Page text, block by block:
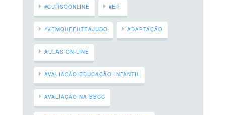
#CURSOONLINE #EPI
#VEMQUEEUTEAJUDO ADAPTAÇÃO
AULAS ON-LINE
AVALIAÇÃO EDUCAÇÃO INFANTIL
AVALIAÇÃO NA BBCC